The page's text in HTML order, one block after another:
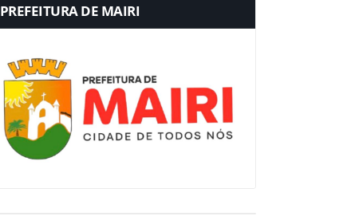
PREFEITURA DE MAIRI